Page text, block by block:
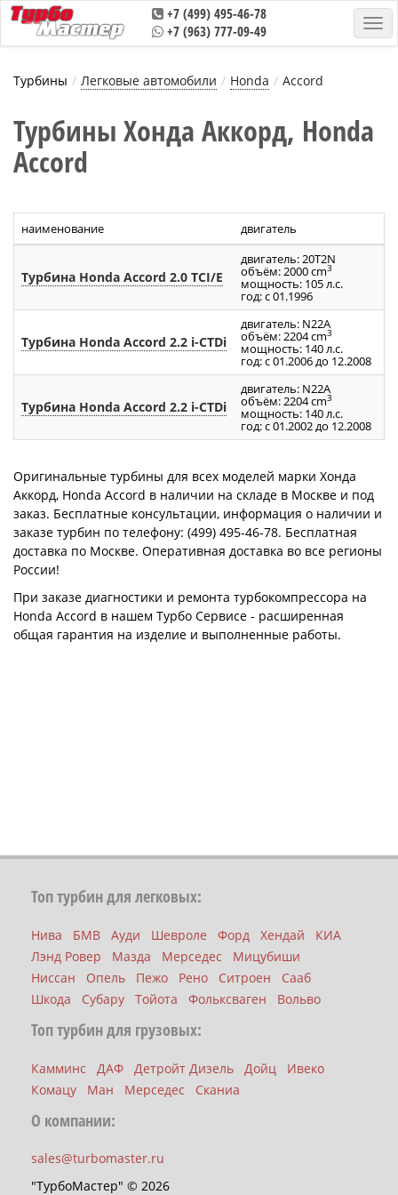
+7 (499) 495-46-78
+7 (963) 777-09-49
Турбины Легковые автомобили Honda Accord
Турбины Хонда Аккорд, Honda
Accord
наименование двигатель
Турбина Honda Accord 2.0 TCI/E
двигатель: 20T2N
объём: 2000 cm3
мощность: 105 л.с.
год: с 01.1996
Турбина Honda Accord 2.2 i-CTDi
двигатель: N22A
объём: 2204 cm3
мощность: 140 л.с.
год: с 01.2006 до 12.2008
Турбина Honda Accord 2.2 i-CTDi
двигатель: N22A
объём: 2204 cm3
мощность: 140 л.с.
год: с 01.2002 до 12.2008
Оригинальные турбины для всех моделей марки Хонда
Аккорд, Honda Accord в наличии на складе в Москве и под
заказ. Бесплатные консультации, информация о наличии и
заказе турбин по телефону: (499) 495-46-78. Бесплатная
доставка по Москве. Оперативная доставка во все регионы
России!
При заказе диагностики и ремонта турбокомпрессора на
Honda Accord в нашем Турбо Сервисе - расширенная
общая гарантия на изделие и выполненные работы.
Топ турбин для легковых:
Нива БМВ Ауди Шевроле Форд Хендай
КИА
Лэнд Ровер
Мазда Мерседес
Мицубиши
Ниссан
Опель Пежо Рено Ситроен
Сааб
Шкода
Субару Тойота Фольксваген Вольво
Топ турбин для грузовых:
Камминс ДАФ Детройт Дизель Дойц
Ивеко
Комацу
Ман Мерседес Сканиа
О компании:
sales@turbomaster.ru
"ТурбоМастер" © 2026